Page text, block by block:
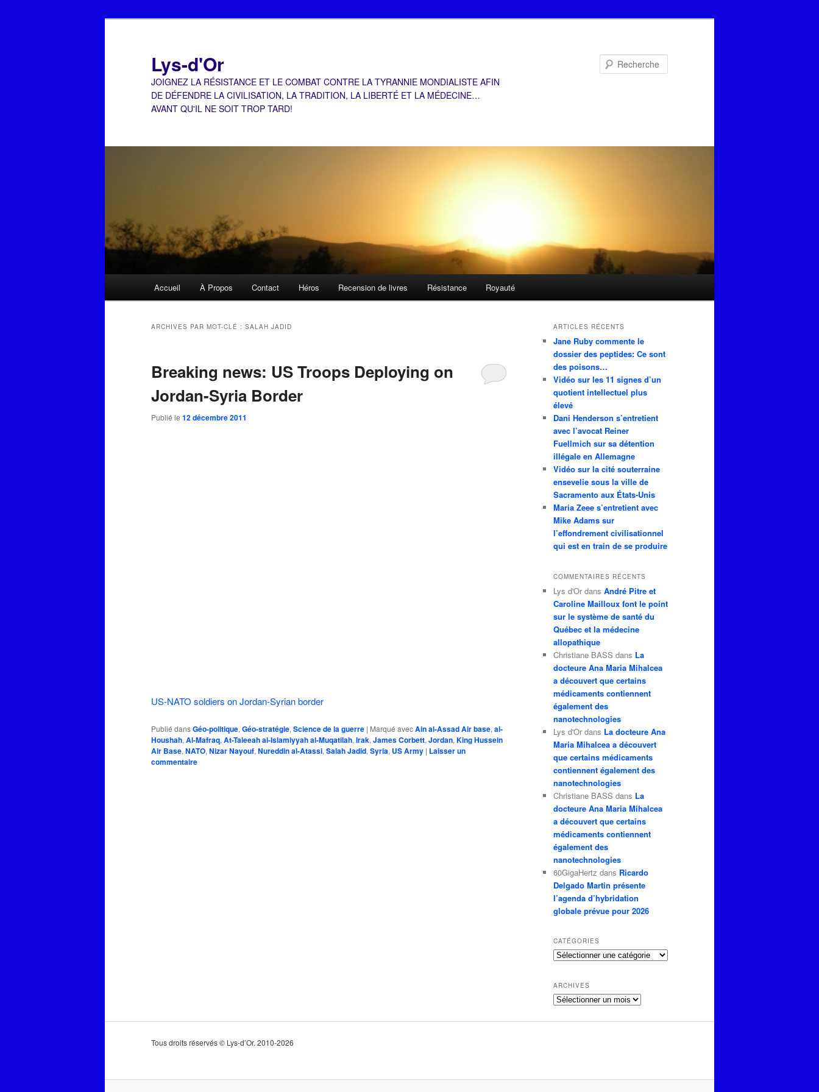
Lys-d'Or
JOIGNEZ LA RÉSISTANCE ET LE COMBAT CONTRE LA TYRANNIE MONDIALISTE AFIN
DE DÉFENDRE LA CIVILISATION, LA TRADITION, LA LIBERTÉ ET LA MÉDECINE…
AVANT QU'IL NE SOIT TROP TARD!
Accueil À Propos Contact Héros Recension de livres Résistance Royauté
ARCHIVES PAR MOT-CLÉ : SALAH JADID
Breaking news: US Troops Deploying on
Jordan-Syria Border
Publié le 12 décembre 2011
US-NATO soldiers on Jordan-Syrian border
Publié dansGéo-politique, Géo-stratégie, Science de la guerre | Marqué avecAin al-Assad Air base, al-
Houshah, Al-Mafraq, At-Taleeah al-Islamiyyah al-Muqatilah, Irak, James Corbett, Jordan, King Hussein
Air Base, NATO, Nizar Nayouf, Nureddin al-Atassi, Salah Jadid, Syria, US Army | Laisser un
commentaire
ARTICLES RÉCENTS
Jane Ruby commente le
dossier des peptides: Ce sont
des poisons…
Vidéo sur les 11 signes d’un
quotient intellectuel plus
élevé
Dani Henderson s’entretient
avec l’avocat Reiner
Fuellmich sur sa détention
illégale en Allemagne
Vidéo sur la cité souterraine
ensevelie sous la ville de
Sacramento aux États-Unis
Maria Zeee s’entretient avec
Mike Adams sur
l’effondrement civilisationnel
qui est en train de se produire
COMMENTAIRES RÉCENTS
Lys d'Or dans André Pitre et
Caroline Mailloux font le point
sur le système de santé du
Québec et la médecine
allopathique
Christiane BASS dans La
docteure Ana Maria Mihalcea
a découvert que certains
médicaments contiennent
également des
nanotechnologies
Lys d'Or dans La docteure Ana
Maria Mihalcea a découvert
que certains médicaments
contiennent également des
nanotechnologies
Christiane BASS dans La
docteure Ana Maria Mihalcea
a découvert que certains
médicaments contiennent
également des
nanotechnologies
60GigaHertz dans Ricardo
Delgado Martin présente
l’agenda d’hybridation
globale prévue pour 2026
CATÉGORIES
Catégories
ARCHIVES
Archives
Tous droits réservés © Lys-d’Or. 2010-2026